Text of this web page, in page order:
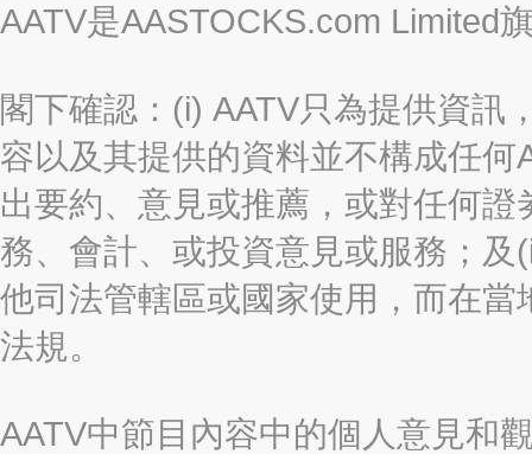
AATV是AASTOCKS.com Limited
閣下確認：(i) AATV只為提供資訊
容以及其提供的資料並不構成任
出要約、意見或推薦，或對任何
務、會計、或投資意見或服務；
他司法管轄區或國家使用，而在
法規。
AATV中節目內容中的個人意見和